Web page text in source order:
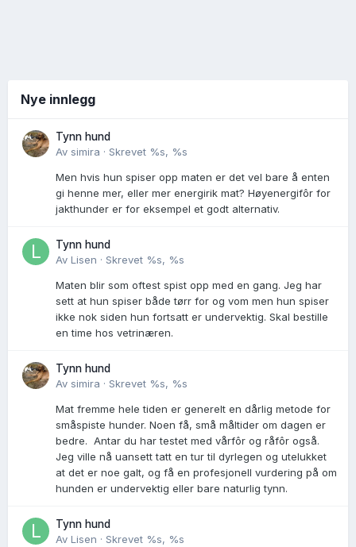
Nye innlegg
Tynn hund
Av simira · Skrevet %s, %s
Men hvis hun spiser opp maten er det vel bare å enten
gi henne mer, eller mer energirik mat? Høyenergifôr for
jakthunder er for eksempel et godt alternativ.
Tynn hund
Av Lisen · Skrevet %s, %s
Maten blir som oftest spist opp med en gang. Jeg har
sett at hun spiser både tørr for og vom men hun spiser
ikke nok siden hun fortsatt er undervektig. Skal bestille
en time hos vetrinæren.
Tynn hund
Av simira · Skrevet %s, %s
Mat fremme hele tiden er generelt en dårlig metode for
småspiste hunder. Noen få, små måltider om dagen er
bedre. Antar du har testet med vårfôr og råfôr også.
Jeg ville nå uansett tatt en tur til dyrlegen og utelukket
at det er noe galt, og få en profesjonell vurdering på om
hunden er undervektig eller bare naturlig tynn.
Tynn hund
Av Lisen · Skrevet %s, %s